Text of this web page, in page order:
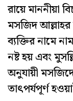
রায়ে মাননীয়া
মসজিদ
ব্যক্তির নামে
নষ্ট হয় এবং
অনুযায়ী
তাৎপর্যপূর্ণ